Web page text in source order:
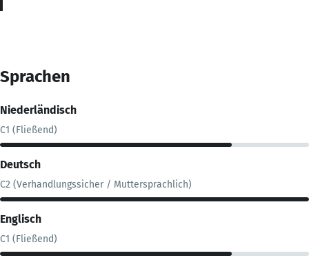
Sprachen
Niederländisch
C1 (Fließend)
Deutsch
C2 (Verhandlungssicher / Muttersprachlich)
Englisch
C1 (Fließend)